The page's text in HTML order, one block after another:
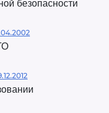
безопасности